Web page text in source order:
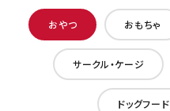
おやつ おもちゃ
サークル・ケージ
ドッグフード